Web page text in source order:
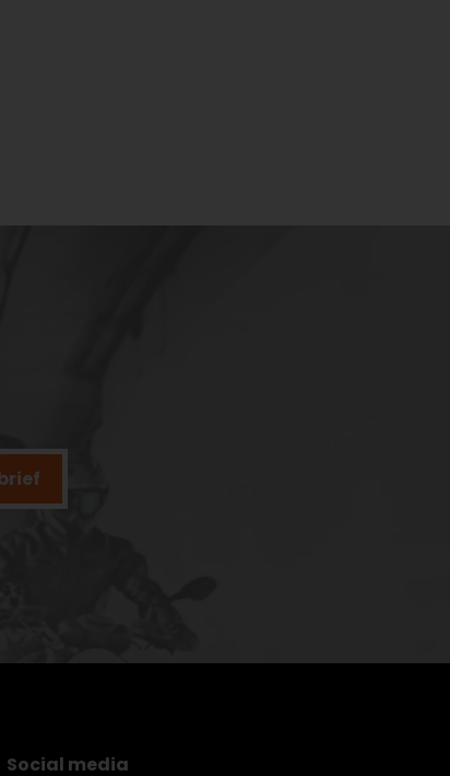
Social media